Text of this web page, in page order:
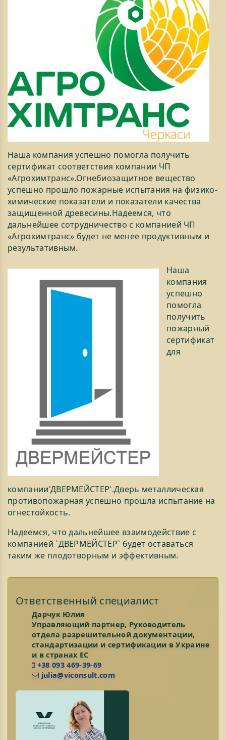
Наша компания успешно помогла получить
сертификат соответствия компании ЧП
«Агрохимтранс».Огнебиозащитное вещество
успешно прошло пожарные испытания на физико-
химические показатели и показатели качества
защищенной древесины.Надеемся, что
дальнейшее сотрудничество с компанией ЧП
«Агрохимтранс» будет не менее продуктивным и
результативным.
Наша
компания
успешно
помогла
получить
пожарный
сертификат
для
компании'ДВЕРМЕЙСТЕР'.Дверь металлическая
противопожарная успешно прошла испытание на
огнестойкость.
Надеемся, что дальнейшее взаимодействие с
компанией `ДВЕРМЕЙСТЕР` будет оставаться
таким же плодотворным и эффективным.
Ответственный специалист
Дарчук Юлия
Управляющий партнер, Руководитель
отдела разрешительной документации,
стандартизации и сертификации в Украине
и в странах ЕС
+38 093 469-39-69
julia@viconsult.com